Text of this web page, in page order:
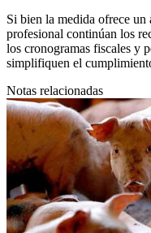
Si bien la medida ofrece
profesional continúan los
los cronogramas fiscales y
simplifiquen el
Notas relacionadas